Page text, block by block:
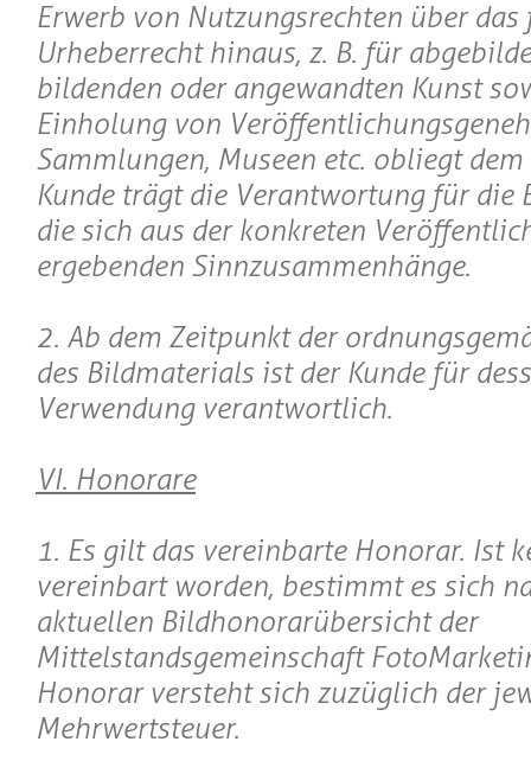
Erwerb von Nutzungsrechten über
Urheberrecht hinaus, z. B. für
bildenden oder angewandten Kunst
Einholung von
Sammlungen, Museen etc. obliegt dem
Kunde trägt die Verantwortung für die
die sich aus der konkreten
ergebenden Sinnzusammenhänge.
2. Ab dem Zeitpunkt der
des Bildmaterials ist der Kunde für
Verwendung verantwortlich.
VI. Honorare
1. Es gilt das vereinbarte Honorar. Ist
vereinbart worden, bestimmt es sich
aktuellen Bildhonorarübersicht der
Mittelstandsgemeinschaft
Honorar versteht sich zuzüglich der
Mehrwertsteuer.